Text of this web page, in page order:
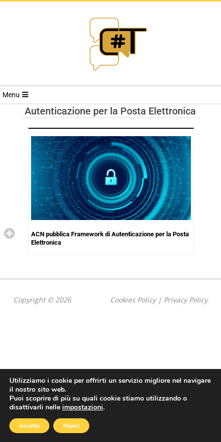
RIVISTA
TRENDS
Menu
Autenticazione per la Posta Elettronica
ACN pubblica Framework di Autenticazione per la Posta
Elettronica
Copyright © 2026 Cookies Policy| Privacy Policy
Utilizziamo i cookie per offrirti un servizio migliore nel navigare
il nostro sito web.
Puoi scoprire di più su quali cookie stiamo utilizzando o
disattivarli nelle impostazioni.
Accetta Reject